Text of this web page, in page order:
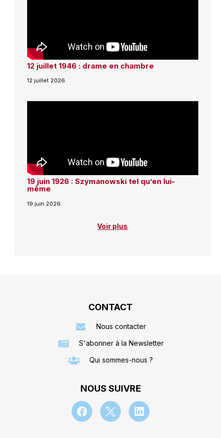
12 juillet 1946 : drame en chambre
12 juillet 2026
19 juin 1926 : Szymanowski tel qu’en lui-
même
19 juin 2026
Voir plus
CONTACT
Nous contacter
S'abonner à la Newsletter
Qui sommes-nous ?
NOUS SUIVRE